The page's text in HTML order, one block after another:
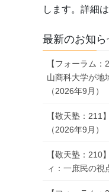
します。詳細は
最新のお知ら
【フォーラム
山商科大学が地
（2026年9月）
【敬天塾：211
（2026年9月）
【敬天塾：210
ィ：一庶民の視